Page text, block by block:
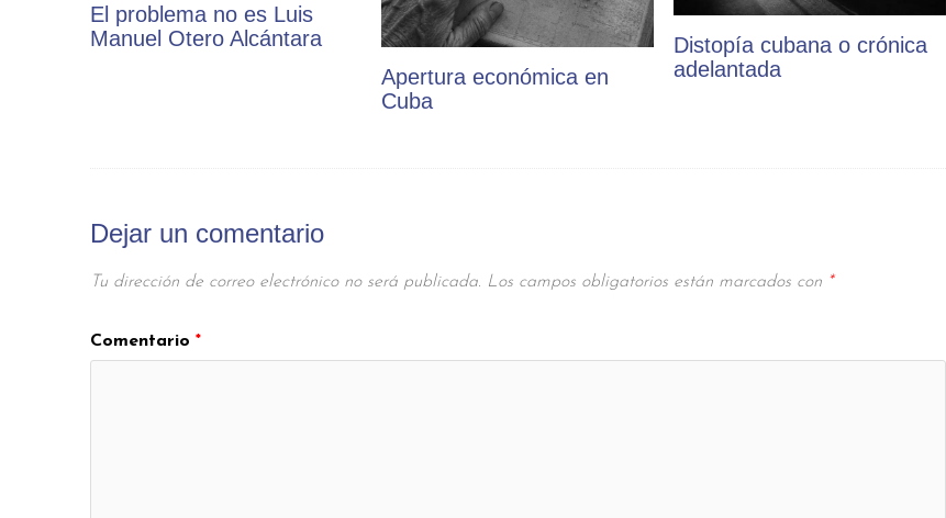
El problema no es Luis
Manuel Otero Alcántara
Apertura económica en
Cuba
Distopía cubana o crónica
adelantada
Dejar un comentario
Tu dirección de correo electrónico no será publicada. Los campos obligatorios están marcados con *
Comentario *